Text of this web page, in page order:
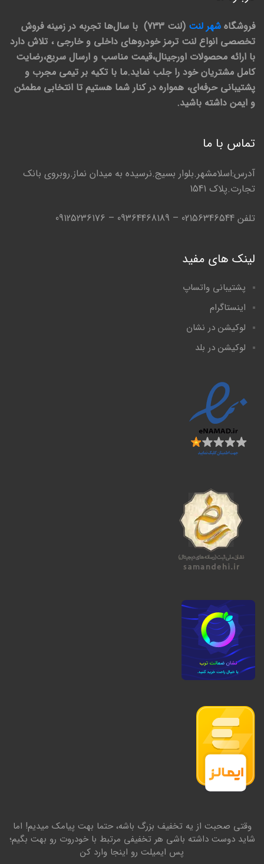
فروشگاه شهر لنت
(لنت 733) با سال‌ها تجربه در زمینه فروش
تخصصی انواع لنت ترمز خودروهای داخلی و خارجی ، تلاش دارد
با ارائه محصولات اورجینال،قیمت مناسب و ارسال سریع،رضایت
کامل مشتریان خود را جلب نماید.ما با تکیه بر تیمی مجرب و
پشتیبانی حرفه‌ای، همواره در کنار شما هستیم تا انتخابی مطمئن
و ایمن داشته باشید.
تماس با ما
آدرس:اسلامشهر.بلوار بسیج.نرسیده به میدان نماز.روبروی بانک
تجارت.پلاک 1541
تلفن 02156346544 – 09364468189 – 09125236176
لینک های مفید
پشتیبانی واتساپ
اینستاگرام
لوکیشن در نشان
لوکیشن در بلد
وقتی صحبت از یه تخفیف بزرگ باشه، حتما بهت پیامک میدیم! اما
شاید دوست داشته باشی هر تخفیفی مرتبط با خودروت رو بهت بگیم؛
پس ایمیلت رو اینجا وارد کن